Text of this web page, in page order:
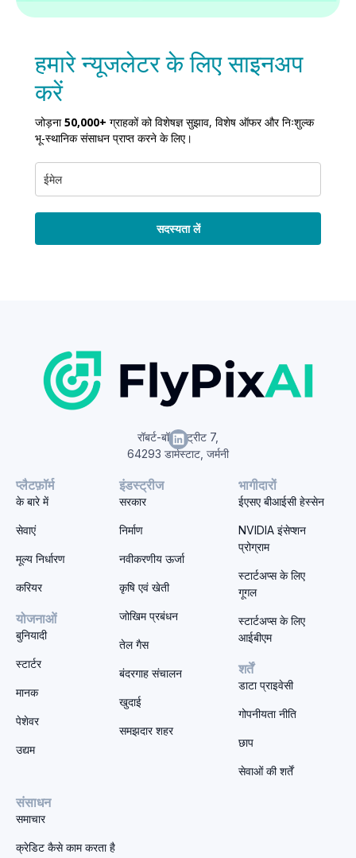
हमारे न्यूजलेटर के लिए साइनअप
करें
जोड़ना50,000+ ग्राहकों को विशेषज्ञ सुझाव, विशेष ऑफर और निःशुल्क
भू-स्थानिक संसाधन प्राप्त करने के लिए।
सदस्यता लें
रॉबर्ट-बॉश-स्ट्रीट 7,
64293 डार्मस्टाट, जर्मनी
प्लैटफ़ॉर्म
के बारे में
सेवाएं
मूल्य निर्धारण
करियर
योजनाओं
बुनियादी
स्टार्टर
मानक
पेशेवर
उद्यम
इंडस्ट्रीज
सरकार
निर्माण
नवीकरणीय ऊर्जा
कृषि एवं खेती
जोखिम प्रबंधन
तेल गैस
बंदरगाह संचालन
खुदाई
समझदार शहर
भागीदारों
ईएसए बीआईसी हेस्सेन
NVIDIA इंसेप्शन
प्रोग्राम
स्टार्टअप्स के लिए
गूगल
स्टार्टअप्स के लिए
आईबीएम
शर्तें
डाटा प्राइवेसी
गोपनीयता नीति
छाप
सेवाओं की शर्तें
संसाधन
समाचार
क्रेडिट कैसे काम करता है